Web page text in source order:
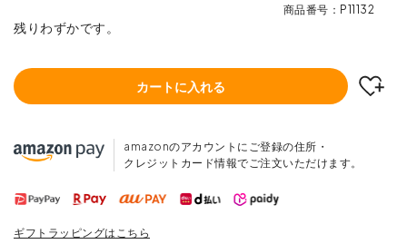
商品番号 P11132
残りわずかです。
カートに入れる
amazonのアカウントにご登録の住所・
クレジットカード情報でご注文いただけます。
ギフトラッピングはこちら